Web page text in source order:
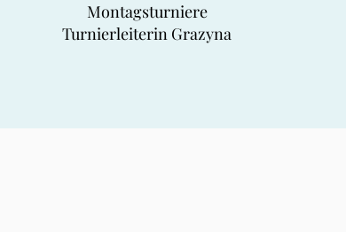
Montagsturniere
Turnierleiterin Grazyna